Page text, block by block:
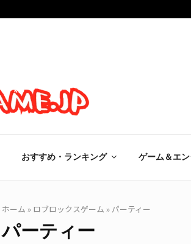
おすすめ・ランキング ゲーム＆エン
ホーム » ロブロックスゲーム » パーティー
パーティー